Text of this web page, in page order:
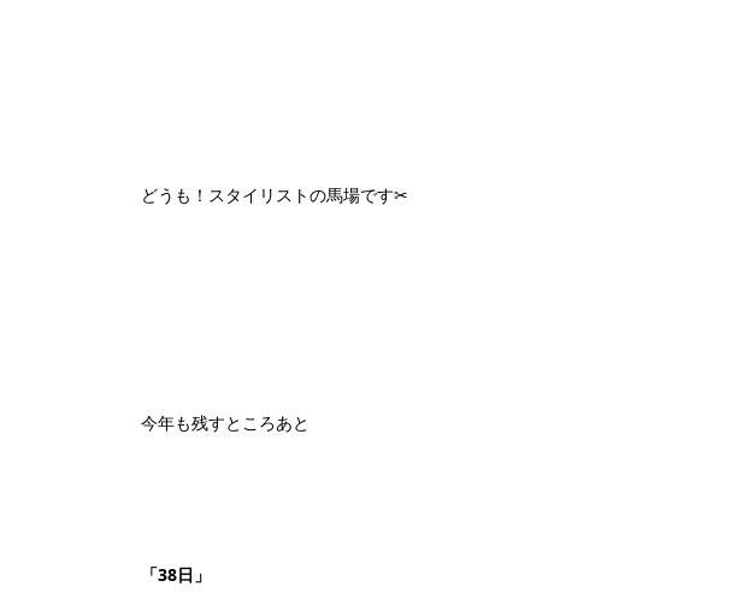
どうも！スタイリストの馬場です✂︎
今年も残すところあと
「38日」